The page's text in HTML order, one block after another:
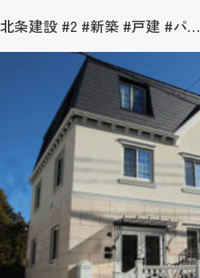
北条建設 #2 #新築 #戸建 #パ…